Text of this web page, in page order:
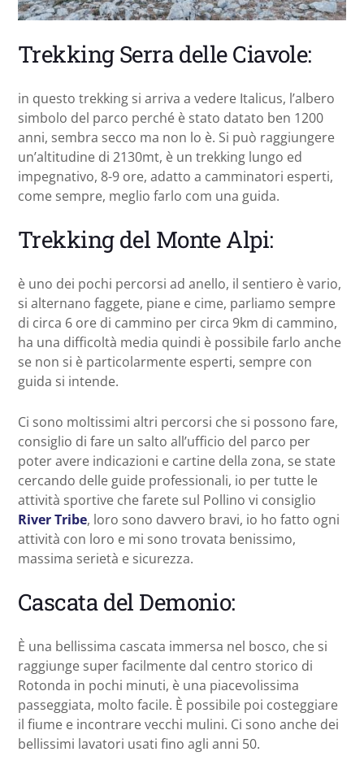
Trekking Serra delle Ciavole:
in questo trekking si arriva a vedere Italicus, l’albero
simbolo del parco perché è stato datato ben 1200
anni, sembra secco ma non lo è. Si può raggiungere
un’altitudine di 2130mt, è un trekking lungo ed
impegnativo, 8-9 ore, adatto a camminatori esperti,
come sempre, meglio farlo com una guida.
Trekking del Monte Alpi:
è uno dei pochi percorsi ad anello, il sentiero è vario,
si alternano faggete, piane e cime, parliamo sempre
di circa 6 ore di cammino per circa 9km di cammino,
ha una difficoltà media quindi è possibile farlo anche
se non si è particolarmente esperti, sempre con
guida si intende.
Ci sono moltissimi altri percorsi che si possono fare,
consiglio di fare un salto all’ufficio del parco per
poter avere indicazioni e cartine della zona, se state
cercando delle guide professionali, io per tutte le
attività sportive che farete sul Pollino vi consiglio
River Tribe, loro sono davvero bravi, io ho fatto ogni
attività con loro e mi sono trovata benissimo,
massima serietà e sicurezza.
Cascata del Demonio:
È una bellissima cascata immersa nel bosco, che si
raggiunge super facilmente dal centro storico di
Rotonda in pochi minuti, è una piacevolissima
passeggiata, molto facile. È possibile poi costeggiare
il fiume e incontrare vecchi mulini. Ci sono anche dei
bellissimi lavatori usati fino agli anni 50.